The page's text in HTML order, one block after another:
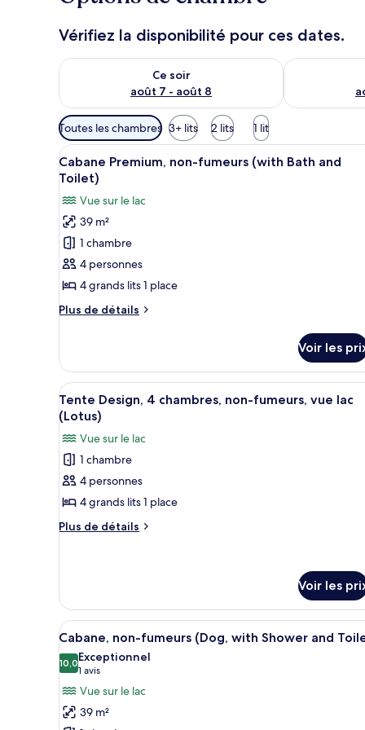
Vérifiez la disponibilité pour ces dates.
Ce soir
août 7 - août 8
Vérifier la disponibilité pour ce soir août 7 - août 8
Vérifier la
Filtres
disponibles
pour
les
chambres
Toutes les chambres 3+ lits 2 lits 1 lit
Afficher
toutes
photos
pour
ce
type
de
chambre :
Cabane
non-
fumeurs
(with
Bath
and
Toilet)
Une chambre avec trois lits,
16
Cabane Premium, non-fumeurs (with Bath and
Toilet)
Vue sur le lac
39 m²
1 chambre
4 personnes
4 grands lits 1 place
Plus de détails
Plus
le
type
de
chambre
Cabane
Premium,
non-
fumeurs
(with
Bath
Toilet)
Voir les
Afficher
toutes
les
photos
pour
ce
type
de
4
chambres,
non-
fumeurs,
vue
lac
(Lotus)
Un intérieur chaleureux dans
7
Tente Design, 4 chambres, non-fumeurs, vue lac
(Lotus)
Vue sur le lac
1 chambre
4 personnes
4 grands lits 1 place
Plus de détails
Plus
type
de
chambre
Tente
Design,
4
chambres,
fumeurs,
Voir les
Afficher
toutes
les
photos
pour
ce
Une maison moderne dotée
1
Cabane, non-fumeurs (Dog, with Shower and
10,010,0 sur 10
Exceptionnel
1 avis
(1 avis)
Vue sur le lac
39 m²